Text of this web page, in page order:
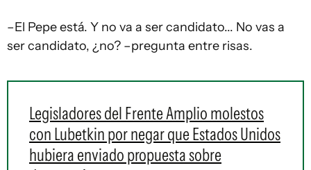
–El Pepe está. Y no va a ser candidato... No vas a
ser candidato, ¿no? –pregunta entre risas.
Legisladores del Frente Amplio molestos
con Lubetkin por negar que Estados Unidos
hubiera enviado propuesta sobre